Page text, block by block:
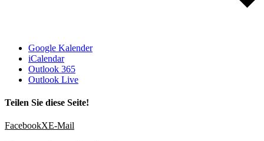
Google Kalender
iCalendar
Outlook 365
Outlook Live
Teilen Sie diese Seite!
FacebookXE-Mail